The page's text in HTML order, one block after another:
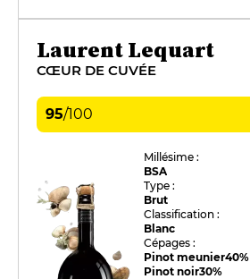
Laurent Lequart
CŒUR DE CUVÉE
95/100
Millésime :
BSA
Type :
Brut
Classification :
Blanc
Cépages :
Pinot meunier40%
Pinot noir30%